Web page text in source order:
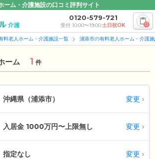
ーム・介護施設の口コミ評判サイト
0120-579-721
受付 10:00〜19:00土日祝OK 0
料老人ホーム・介護施設一覧 浦添市の有料老人ホーム・介護
ーム 1 件
沖縄県（浦添市） 変更
入居金 1000万円〜上限無し 変更
指定なし 変更